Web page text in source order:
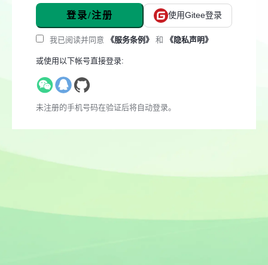
登录/注册 使用Gitee登录
我已阅读并同意 《服务条例》 和 《隐私声明》
或使用以下帐号直接登录:
未注册的手机号码在验证后将自动登录。